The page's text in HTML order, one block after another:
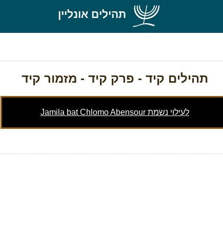
תהילים אונליין
תהילים קיד - פרק קיד - מזמור קיד
לעילוי נשמת Jamila bat Chlomo Abensour